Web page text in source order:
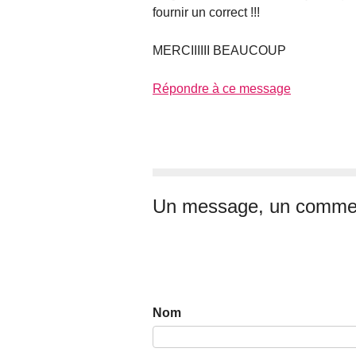
fournir un correct !!!
MERCIIIIII BEAUCOUP
Répondre à ce message
Un message, un
Nom